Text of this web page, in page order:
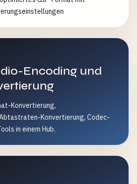
Encoding und
Konvertierung,
Konvertierung, Codec-
in einem Hub.